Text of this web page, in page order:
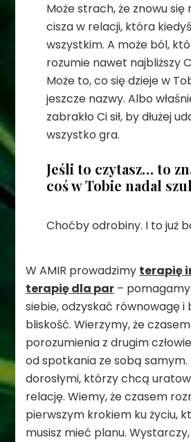
Może strach, że znowu się
cisza w relacji, która
wszystkim. A może ból,
rozumie nawet najbliższy
Może to, co się dzieje w
jeszcze nazwy. Albo
zabrakło Ci sił, by dłużej
wszystko gra.
Jeśli to czytasz… to
coś w Tobie nadal
Choćby odrobiny. I to już
W AMIR prowadzimy terapię
terapię dla par –
siebie, odzyskać równowagę i
bliskość. Wierzymy, że
porozumienia z drugim
od spotkania ze sobą samym.
dorosłymi, którzy chcą
relację. Wiemy, że czasem
pierwszym krokiem ku życiu,
musisz mieć planu. Wystarczy,